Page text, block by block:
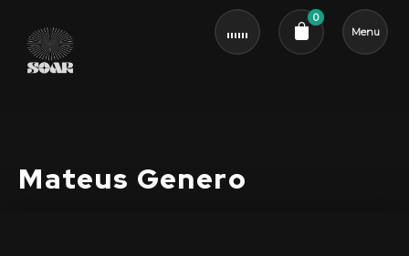
0
Menu
Mateus Genero